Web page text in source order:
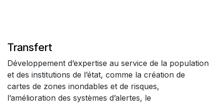
Transfert
Développement d’expertise au service de la population
et des institutions de l’état, comme la création de
cartes de zones inondables et de risques,
l’amélioration des systèmes d’alertes, le